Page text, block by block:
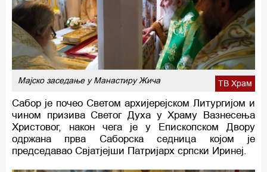
ТВ Храм
Мајско заседање у Манастиру Жича
Сабор је почео Светом архијерејском Литургијом и
чином призива Светог Духа у Храму Вазнесења
Христовог, након чега је у Епископском Двору
одржана прва Саборска седница којом је
председавао Свјатјејши Патријарх српски Иринеј.